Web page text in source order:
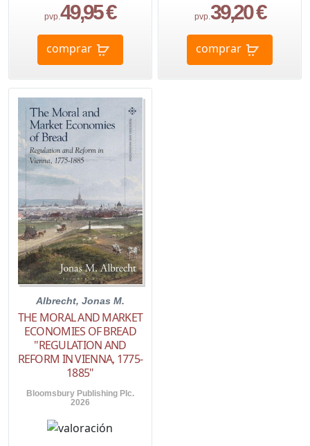
pvp.49,95 €
comprar
pvp.39,20 €
comprar
Albrecht, Jonas M.
THE MORAL AND MARKET
ECONOMIES OF BREAD
"REGULATION AND
REFORM IN VIENNA, 1775-
1885"
Bloomsbury Publishing Plc.
2026